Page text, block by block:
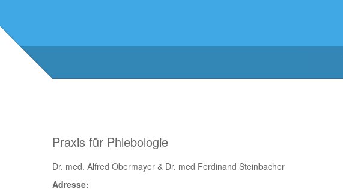
Praxis für Phlebologie
Dr. med. Alfred Obermayer & Dr. med Ferdinand Steinbacher
Adresse: